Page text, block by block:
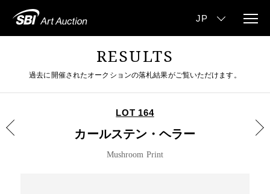
RESULTS
過去に開催されたオークションの落札結果がご覧いただけます。
LOT 164
カールステン・ヘラー
Mushroom Print